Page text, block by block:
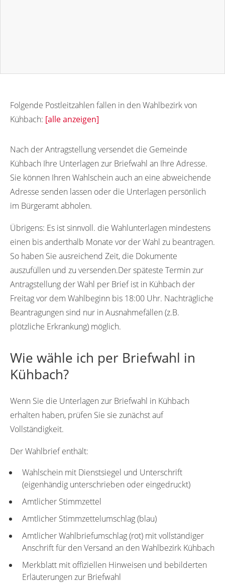
Folgende Postleitzahlen fallen in den Wahlbezirk von
Kühbach: [alle anzeigen]
Nach der Antragstellung versendet die Gemeinde
Kühbach Ihre Unterlagen zur Briefwahl an Ihre Adresse.
Sie können Ihren Wahlschein auch an eine abweichende
Adresse senden lassen oder die Unterlagen persönlich
im Bürgeramt abholen.
Übrigens: Es ist sinnvoll. die Wahlunterlagen mindestens
einen bis anderthalb Monate vor der Wahl zu beantragen.
So haben Sie ausreichend Zeit, die Dokumente
auszufüllen und zu versenden.Der späteste Termin zur
Antragstellung der Wahl per Brief ist in Kühbach der
Freitag vor dem Wahlbeginn bis 18:00 Uhr. Nachträgliche
Beantragungen sind nur in Ausnahmefällen (z.B.
plötzliche Erkrankung) möglich.
Wie wähle ich per Briefwahl in
Kühbach?
Wenn Sie die Unterlagen zur Briefwahl in Kühbach
erhalten haben, prüfen Sie sie zunächst auf
Vollständigkeit.
Der Wahlbrief enthält:
Wahlschein mit Dienstsiegel und Unterschrift
(eigenhändig unterschrieben oder eingedruckt)
Amtlicher Stimmzettel
Amtlicher Stimmzettelumschlag (blau)
Amtlicher Wahlbriefumschlag (rot) mit vollständiger
Anschrift für den Versand an den Wahlbezirk Kühbach
Merkblatt mit offiziellen Hinweisen und bebilderten
Erläuterungen zur Briefwahl